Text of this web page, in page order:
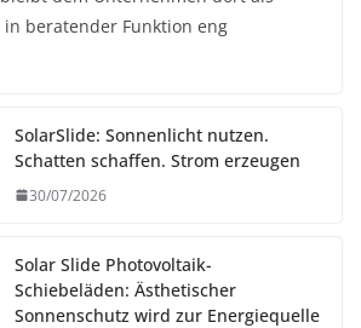
beratender Funktion eng
SolarSlide: Sonnenlicht nutzen.
Schatten schaffen. Strom erzeugen
30/07/2026
Solar Slide Photovoltaik-
Schiebeläden: Ästhetischer
Sonnenschutz wird zur Energiequelle